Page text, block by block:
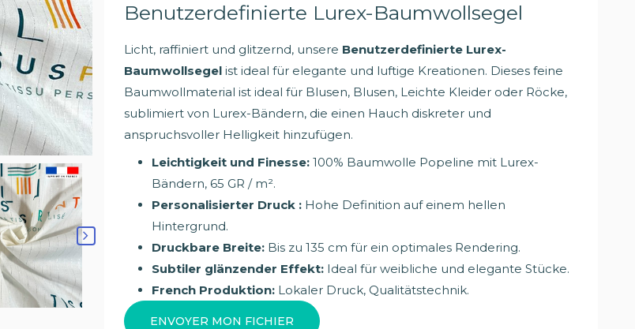
Benutzerdefinierte Lurex-Baumwollsegel
Licht, raffiniert und glitzernd, unsere Benutzerdefinierte Lurex-
Baumwollsegel ist ideal für elegante und luftige Kreationen. Dieses feine
Baumwollmaterial ist ideal für Blusen, Blusen, Leichte Kleider oder Röcke,
sublimiert von Lurex-Bändern, die einen Hauch diskreter und
anspruchsvoller Helligkeit hinzufügen.
Leichtigkeit und Finesse: 100% Baumwolle Popeline mit Lurex-
Bändern, 65 GR / m².
Personalisierter Druck : Hohe Definition auf einem hellen
Hintergrund.
Druckbare Breite: Bis zu 135 cm für ein optimales Rendering.
Subtiler glänzender Effekt: Ideal für weibliche und elegante Stücke.
French Produktion: Lokaler Druck, Qualitätstechnik.
ENVOYER MON FICHIER